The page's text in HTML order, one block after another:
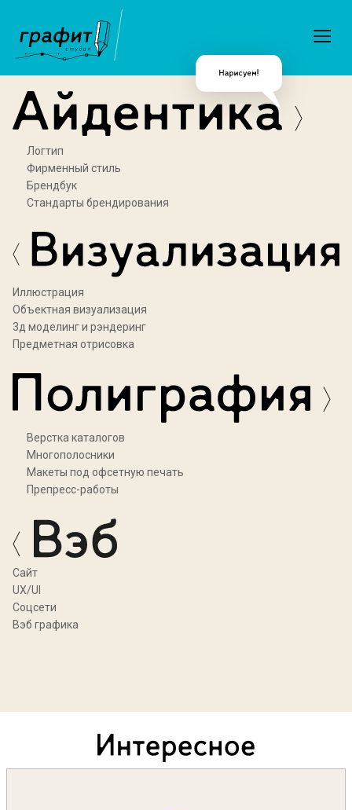
Логтип
Фирменный стиль
Брендбук
Стандарты брендирования
Иллюстрация
Объектная визуализация
3д моделинг и рэндеринг
Предметная отрисовка
Верстка каталогов
Многополосники
Макеты под офсетную печать
Препресс-работы
Cайт
UX/UI
Соцсети
Вэб графика